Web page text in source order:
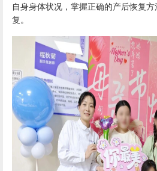
自身身体状况，掌握正确的产后恢复
复。